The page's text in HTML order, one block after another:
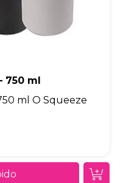
ml
ml O Squeeze